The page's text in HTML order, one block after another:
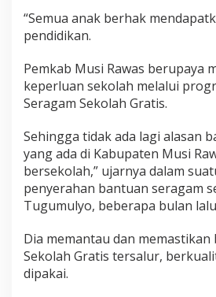
a
m
S
e
k
l
h
G
r
a
s
“Semua anak berhak
pendidikan.
Pemkab Musi Rawas berupaya
keperluan sekolah melalui
Seragam Sekolah Gratis.
Sehingga tidak ada lagi alasan
yang ada di Kabupaten Musi
bersekolah,” ujarnya dalam
penyerahan bantuan seragam
Tugumulyo, beberapa bulan
Dia memantau dan memastikan
Sekolah Gratis tersalur,
dipakai.